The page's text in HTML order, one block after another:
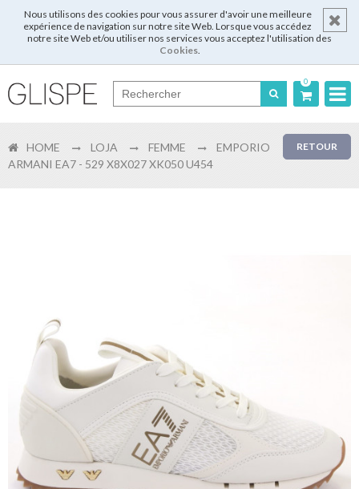
Nous utilisons des cookies pour vous assurer d'avoir une meilleure
expérience de navigation sur notre site Web. Lorsque vous accédez
notre site Web et/ou utiliser nos services vous acceptez l'utilisation des
Cookies.
0
English
Enregistrer
Mon
panier
Glispe
RETOUR
HOME LOJA FEMME
EMPORIO
ARMANI EA7 - 529 X8X027 XK050 U454